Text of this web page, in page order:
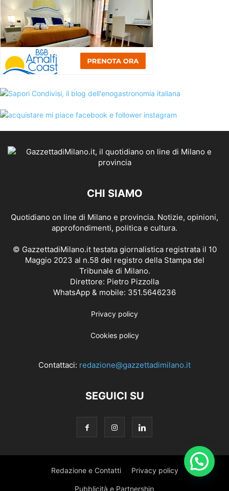
CHI SIAMO
Quotidiano on line di Milano e provincia. Notizie, opinioni,
approfondimenti, politica e cultura.
© GazzettadiMilano.it testata giornalistica registrata il 10
Maggio 2023 al n.58 del registro della Stampa del
Tribunale di Milano.
Direttore: Pietro Pizzolla
WhatsApp & mobile: 351.5646236
Privacy policy
Cookies policy
Contattaci: redazione@gazzettadimilano.it
SEGUICI SU
Redazione e Contatti Privacy policy
Pubblicità e Partnership